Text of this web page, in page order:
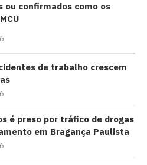
ou confirmados como os
de trabalho crescem
é preso por tráfico de drogas
em Bragança Paulista